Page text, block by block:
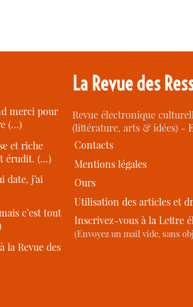
merci pour
(…)
et riche
érudit. (…)
date, j’ai
c’est tout
la Revue des
La Revue des
Revue électronique
(littérature, arts & idées) -
Contacts
Mentions légales
Ours
Utilisation des articles et
Inscrivez-vous à la Lettre
(Envoyez un mail vide, sans